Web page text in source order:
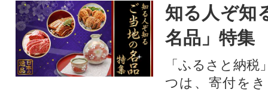
知る人ぞ知
名品」特集
「ふるさと納
つは、寄付を